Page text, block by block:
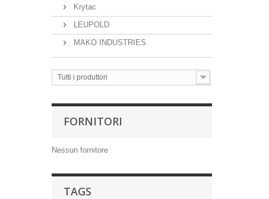
Krytac
LEUPOLD
MAKO INDUSTRIES
Tutti i produttori
FORNITORI
Nessun fornitore
TAGS